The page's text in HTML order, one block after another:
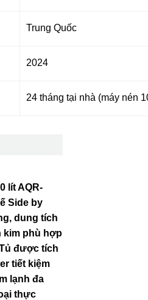
Trung Quốc
2024
24 tháng tại nhà (máy nén
lít AQR-
Side by
dung tích
kim phù hợp
được tích
tiết kiệm
lạnh đa
thực